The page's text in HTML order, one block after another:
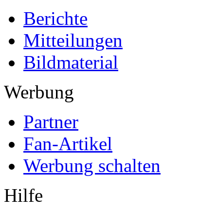
Berichte
Mitteilungen
Bildmaterial
Werbung
Partner
Fan-Artikel
Werbung schalten
Hilfe